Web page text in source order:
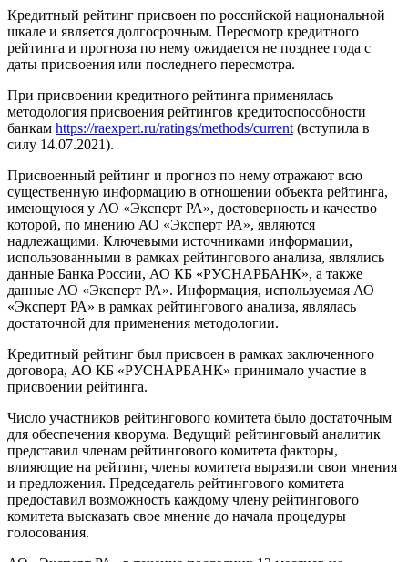
Кредитный рейтинг присвоен по российской национальной
шкале и является долгосрочным. Пересмотр кредитного
рейтинга и прогноза по нему ожидается не позднее года с
даты присвоения или последнего пересмотра.
При присвоении кредитного рейтинга применялась
методология присвоения рейтингов кредитоспособности
банкам https://raexpert.ru/ratings/methods/current (вступила в
силу 14.07.2021).
Присвоенный рейтинг и прогноз по нему отражают всю
существенную информацию в отношении объекта рейтинга,
имеющуюся у АО «Эксперт РА», достоверность и качество
которой, по мнению АО «Эксперт РА», являются
надлежащими. Ключевыми источниками информации,
использованными в рамках рейтингового анализа, являлись
данные Банка России, АО КБ «РУСНАРБАНК», а также
данные АО «Эксперт РА». Информация, используемая АО
«Эксперт РА» в рамках рейтингового анализа, являлась
достаточной для применения методологии.
Кредитный рейтинг был присвоен в рамках заключенного
договора, АО КБ «РУСНАРБАНК» принимало участие в
присвоении рейтинга.
Число участников рейтингового комитета было достаточным
для обеспечения кворума. Ведущий рейтинговый аналитик
представил членам рейтингового комитета факторы,
влияющие на рейтинг, члены комитета выразили свои мнения
и предложения. Председатель рейтингового комитета
предоставил возможность каждому члену рейтингового
комитета высказать свое мнение до начала процедуры
голосования.